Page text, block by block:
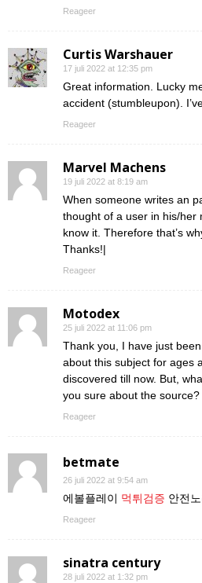
Reageer
Curtis Warshauer
17 juli 2022 at 12:35 pm
Great information. Lucky
accident (stumbleupon).
Reageer
Marvel Machens
19 juli 2022 at 8:19 am
When someone writes an
thought of a user in his/her
know it. Therefore that’s
Thanks!|
Reageer
Motodex
25 juli 2022 at 11:06 pm
Thank you, I have just
about this subject for ages
discovered till now. But,
you sure about the source?
Reageer
betmate
26 juli 2022 at 9:54 am
에볼플레이 먹튀검증 안전
Reageer
sinatra century
28 juli 2022 at 1:32 pm